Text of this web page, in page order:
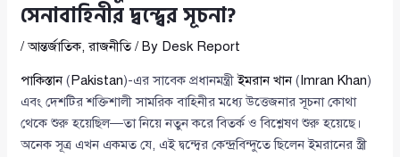
সেনাবাহিনীর দ্বন্দ্বের সূচনা?
/আন্তর্জাতিক,রাজনীতি/ By Desk Report
পাকিস্তান(Pakistan)-এর সাবেক প্রধানমন্ত্রীইমরান খান(Imran Khan)
এবং দেশটির শক্তিশালী সামরিক বাহিনীর মধ্যে উত্তেজনার সূচনা কোথা
থেকে শুরু হয়েছিল—তা নিয়ে নতুন করে বিতর্ক ও বিশ্লেষণ শুরু হয়েছে।
অনেক সূত্র এখন একমত যে, এই দ্বন্দ্বের কেন্দ্রবিন্দুতে ছিলেন ইমরানের স্ত্রী